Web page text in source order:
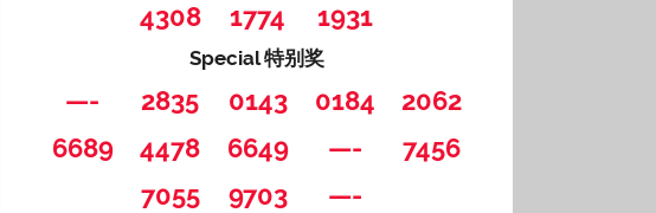
4308 1774 1931
Special 特别奖
—- 2835 0143 0184
2062
6689
4478 6649 —-
7456
7055
9703 —-